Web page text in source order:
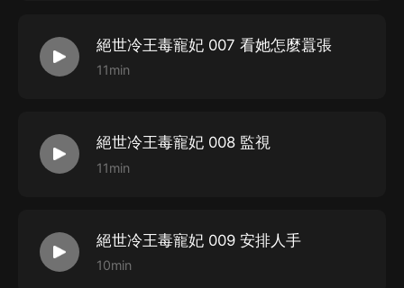
絕世冷王毒寵妃 007 看她怎麼囂張
11min
絕世冷王毒寵妃 008 監視
11min
絕世冷王毒寵妃 009 安排人手
10min